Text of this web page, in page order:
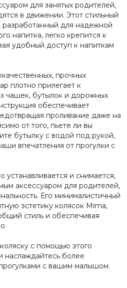
для занятых родителей,
в движении. Этот стильный
разработанный для надежной
напитка, легко крепится к
удобный доступ к напиткам
прочных
плотно прилегает к
чашек, бутылок и дорожных
обеспечивает
проливание даже на
от того, пьете ли вы
бутылку с водой под рукой,
впечатления от прогулки с
устанавливается и снимается,
аксессуаром для родителей,
Его минималистичный
эстетику колясок Mima,
стиль и обеспечивая
с помощью этого
наслаждайтесь более
с вашим малышом.